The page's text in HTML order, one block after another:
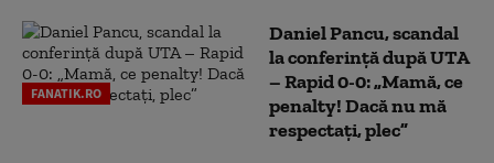
FANATIK.RO
Daniel Pancu, scandal
la conferință după UTA
– Rapid 0-0: „Mamă, ce
penalty! Dacă nu mă
respectați, plec”